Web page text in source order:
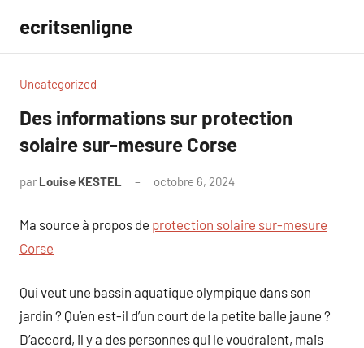
contenu
ecritsenligne
Uncategorized
Des informations sur protection
solaire sur-mesure Corse
par Louise KESTEL octobre 6, 2024
Ma source à propos de protection solaire sur-mesure
Corse
Qui veut une bassin aquatique olympique dans son
jardin ? Qu’en est-il d’un court de la petite balle jaune ?
D’accord, il y a des personnes qui le voudraient, mais